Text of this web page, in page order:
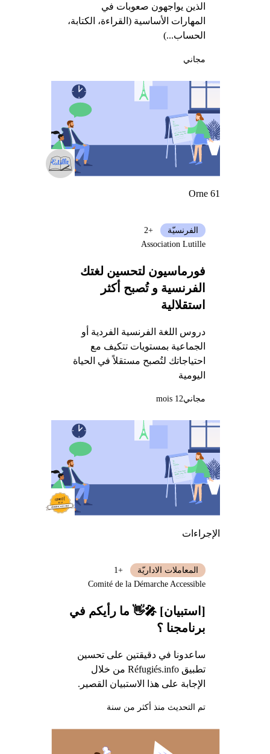
الذين يواجهون صعوبات في
المهارات الأساسية (القراءة، الكتابة،
الحساب...)
مجاني
Orne 61
فورماسيون لتحسين لغتك
الفرنسية و تُصبح أكثر
استقلالية
دروس اللغة الفرنسية الفردية أو
الجماعية بمستويات تتكيف مع
احتياجاتك لتُصبح مستقلاً في الحياة
اليومية
الفرنسيّة
+2
Association Lutille
مجاني12 mois
الإجراءات
[استبيان] 🎤👋 ما رأيكم في
برنامجنا ؟
ساعدونا في دقيقتين على تحسين
تطبيق Réfugiés.info من خلال
الإجابة على هذا الاستبيان القصير.
المعاملات الاداريّة
+1
Comité de la Démarche Accessible
تم التحديث منذ أكثر من سنة